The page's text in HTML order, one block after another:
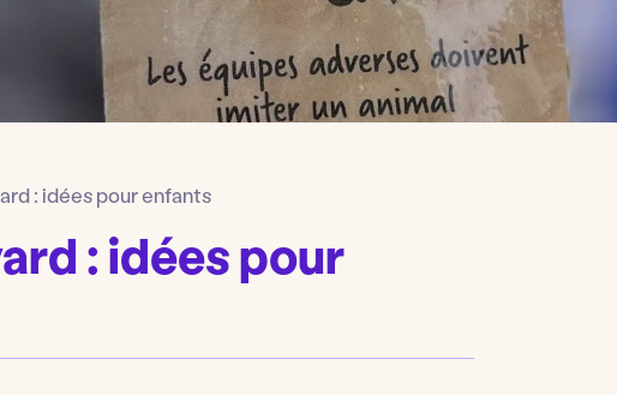
: idées pour enfants
: idées pour